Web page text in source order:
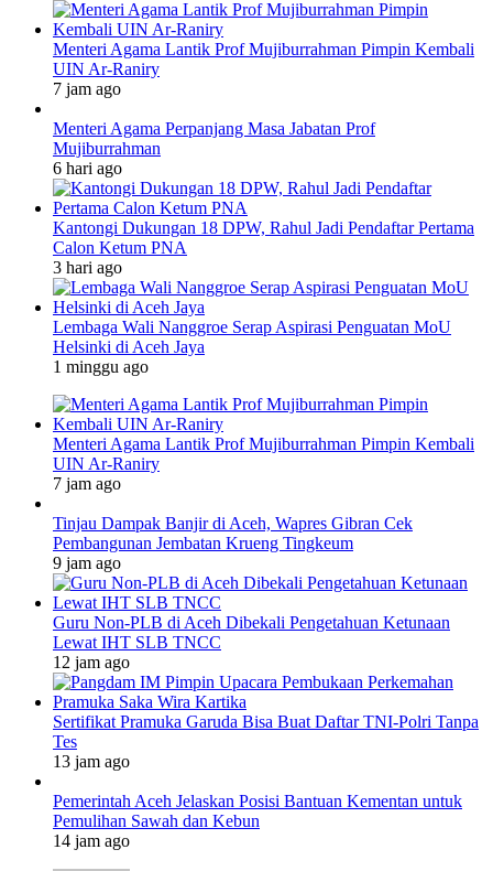
Menteri Agama Lantik Prof Mujiburrahman Pimpin Kembali
UIN Ar-Raniry
7 jam ago
Menteri Agama Perpanjang Masa Jabatan Prof
Mujiburrahman
6 hari ago
Kantongi Dukungan 18 DPW, Rahul Jadi Pendaftar Pertama
Calon Ketum PNA
3 hari ago
Lembaga Wali Nanggroe Serap Aspirasi Penguatan MoU
Helsinki di Aceh Jaya
1 minggu ago
Menteri Agama Lantik Prof Mujiburrahman Pimpin Kembali
UIN Ar-Raniry
7 jam ago
Tinjau Dampak Banjir di Aceh, Wapres Gibran Cek
Pembangunan Jembatan Krueng Tingkeum
9 jam ago
Guru Non-PLB di Aceh Dibekali Pengetahuan Ketunaan
Lewat IHT SLB TNCC
12 jam ago
Sertifikat Pramuka Garuda Bisa Buat Daftar TNI-Polri Tanpa
Tes
13 jam ago
Pemerintah Aceh Jelaskan Posisi Bantuan Kementan untuk
Pemulihan Sawah dan Kebun
14 jam ago